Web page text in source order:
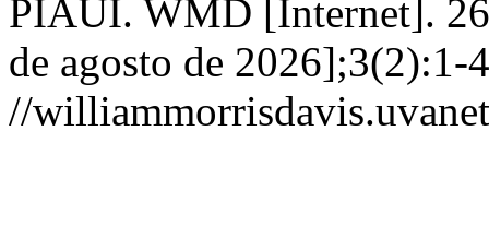
PIAUÍ. WMD [Internet].
de agosto de
//